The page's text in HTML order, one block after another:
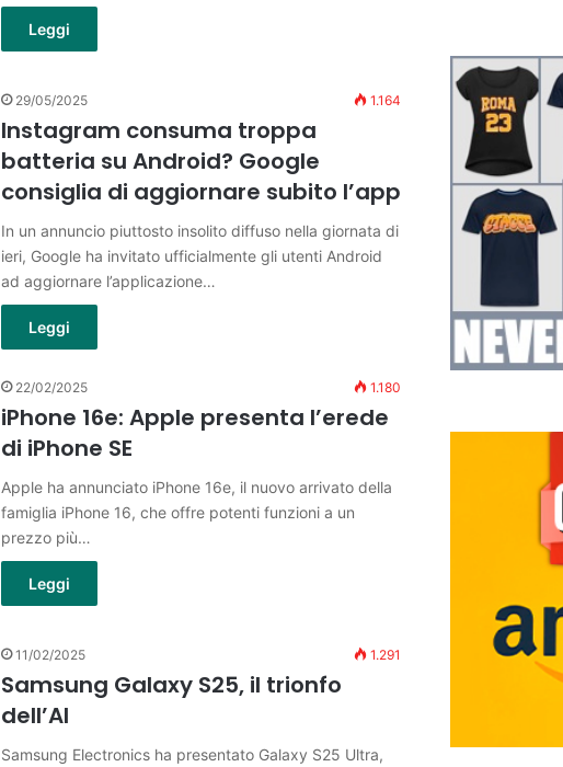
Leggi
29/05/2025 1.164
Instagram consuma troppa
batteria su Android? Google
consiglia di aggiornare subito l’app
In un annuncio piuttosto insolito diffuso nella giornata di
ieri, Google ha invitato ufficialmente gli utenti Android
ad aggiornare l’applicazione…
Leggi
22/02/2025 1.180
iPhone 16e: Apple presenta l’erede
di iPhone SE
Apple ha annunciato iPhone 16e, il nuovo arrivato della
famiglia iPhone 16, che offre potenti funzioni a un
prezzo più…
Leggi
11/02/2025 1.291
Samsung Galaxy S25, il trionfo
dell’AI
Samsung Electronics ha presentato Galaxy S25 Ultra,